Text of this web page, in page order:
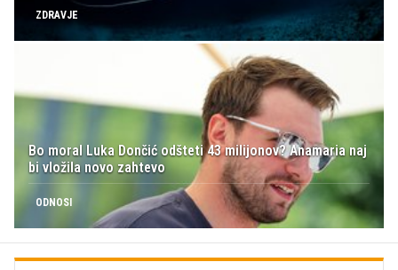
ZDRAVJE
Bo moral Luka Dončić odšteti 43 milijonov? Anamaria naj
bi vložila novo zahtevo
ODNOSI